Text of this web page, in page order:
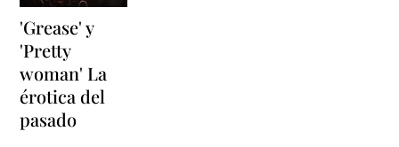
'Grease' y
'Pretty
woman' La
érotica del
pasado